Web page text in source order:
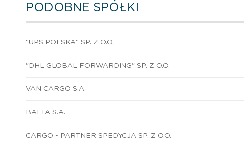
PODOBNE SPÓŁKI
"UPS POLSKA" SP. Z O.O.
"DHL GLOBAL FORWARDING" SP. Z O.O.
VAN CARGO S.A.
BALTA S.A.
CARGO - PARTNER SPEDYCJA SP. Z O.O.